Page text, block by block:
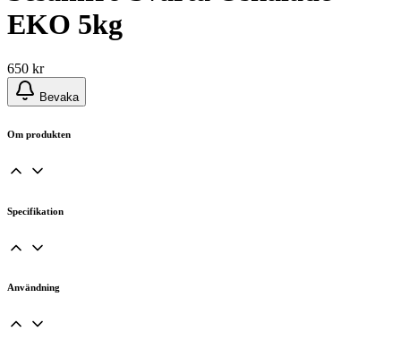
EKO 5kg
650 kr
Bevaka
Om produkten
Specifikation
Användning